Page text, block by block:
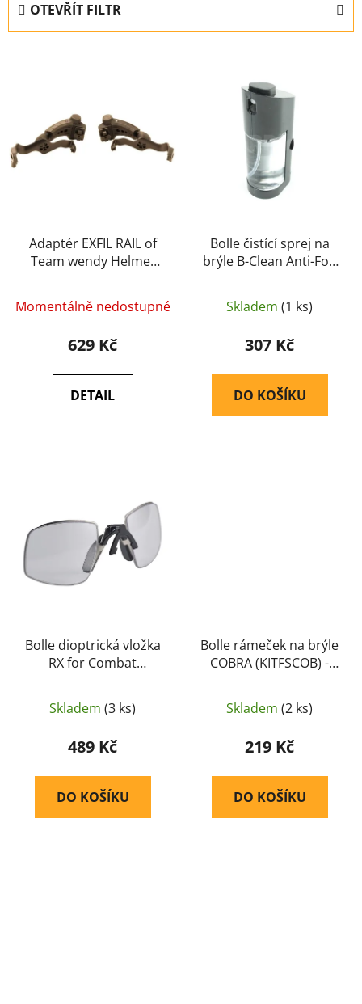
n
í
u
k
OTEVŘÍT FILTR
s
p
ů
Adaptér EXFIL RAIL of
Team wendy Helmet
verze sluchátek
(coyote brown) -
Momentálně nedostupné
629 Kč
DETAIL
Bolle čistící sprej na
brýle B-Clean Anti-Fog
Bolle
Skladem (1 ks)
307 Kč
DO KOŠÍKU
Bolle dioptrická vložka
RX for Combat
Skladem (3 ks)
489 Kč
DO KOŠÍKU
Bolle rámeček na brýle
COBRA (KITFSCOB) -
Skladem (2 ks)
219 Kč
DO KOŠÍKU